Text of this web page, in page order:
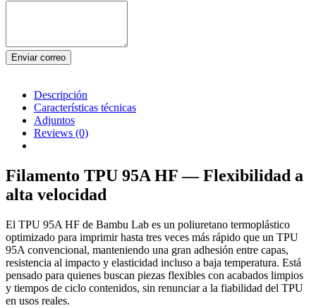
Enviar correo
Descripción
Características técnicas
Adjuntos
Reviews (0)
Filamento TPU 95A HF — Flexibilidad a
alta velocidad
El TPU 95A HF de Bambu Lab es un poliuretano termoplástico
optimizado para imprimir hasta tres veces más rápido que un TPU
95A convencional, manteniendo una gran adhesión entre capas,
resistencia al impacto y elasticidad incluso a baja temperatura. Está
pensado para quienes buscan piezas flexibles con acabados limpios
y tiempos de ciclo contenidos, sin renunciar a la fiabilidad del TPU
en usos reales.